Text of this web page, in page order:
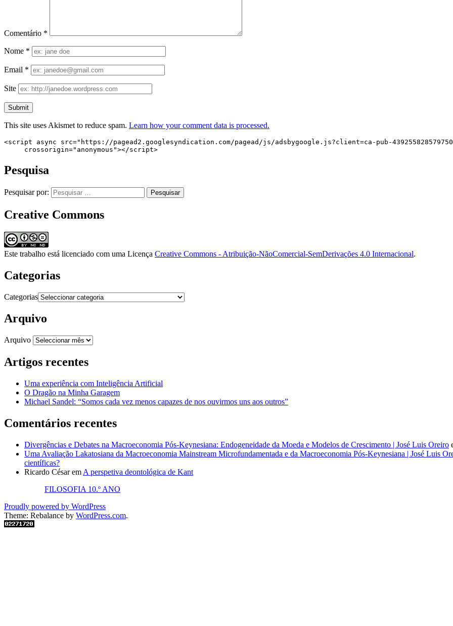
Comentário *
Nome *
Email *
Site
This site uses Akismet to reduce spam. Learn how your comment data is processed.
<script async src="https://pagead2.googlesyndication.com/pagead/js/adsbygoogle.js?client=ca-pub-
     crossorigin="anonymous"></script>
Pesquisa
Pesquisar por:
Creative Commons
Este trabalho está licenciado com uma Licença Creative Commons - Atribuição-NãoComercial-SemDerivações 4.0 Internacional.
Categorias
Categorias
Arquivo
Arquivo
Artigos recentes
Uma experiência com Inteligência Artificial
O Dragão na Minha Garagem
Michael Sandel: “Somos cada vez menos capazes de nos ouvirmos uns aos outros”
Comentários recentes
Divergências e Debates na Macroeconomia Pós-Keynesiana: Endogeneidade da Moeda e Modelos de Crescimento | José Luis Oreiro
Uma Avaliação Lakatosiana da Macroeconomia Mainstream Microfundamentada e da Macroeconomia Pós-Keynesiana | José Luis
científicas?
Ricardo Césarem A perspetiva deontológica de Kant
FILOSOFIA 10.º ANO
Proudly powered by WordPress
Theme: Rebalance by WordPress.com.